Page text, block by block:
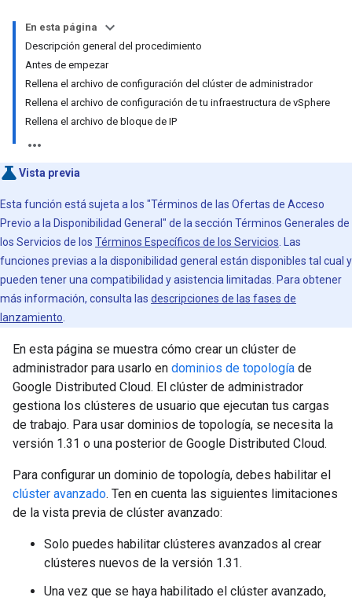
En esta página
Descripción general del procedimiento
Antes de empezar
Rellena el archivo de configuración del clúster de administrador
Rellena el archivo de configuración de tu infraestructura de vSphere
Rellena el archivo de bloque de IP
Vista previa
Esta función está sujeta a los "Términos de las Ofertas de Acceso
Previo a la Disponibilidad General" de la sección Términos Generales de
los Servicios de los Términos Específicos de los Servicios . Las
funciones previas a la disponibilidad general están disponibles tal cual y
pueden tener una compatibilidad y asistencia limitadas. Para obtener
más información, consulta las descripciones de las fases de
lanzamiento
En esta página se muestra cómo crear un clúster de
administrador para usarlo en dominios de topología de
Google Distributed Cloud. El clúster de administrador
gestiona los clústeres de usuario que ejecutan tus cargas
de trabajo. Para usar dominios de topología, se necesita la
versión 1.31 o una posterior de Google Distributed Cloud.
Para configurar un dominio de topología, debes habilitar el
clúster avanzado. Ten en cuenta las siguientes limitaciones
de la vista previa de clúster avanzado:
Solo puedes habilitar clústeres avanzados al crear
clústeres nuevos de la versión 1.31.
Una vez que se haya habilitado el clúster avanzado,